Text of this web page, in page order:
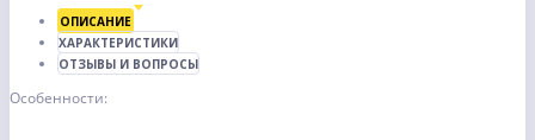
ОПИСАНИЕ
ХАРАКТЕРИСТИКИ
ОТЗЫВЫ И ВОПРОСЫ
Особенности: